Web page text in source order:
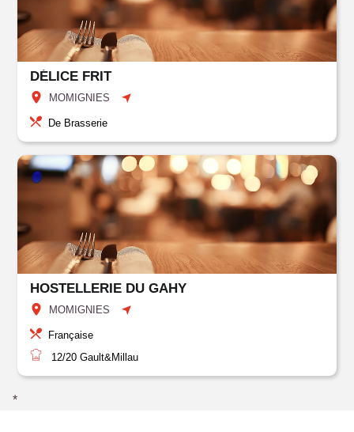
DÉLICE FRIT
MOMIGNIES
De Brasserie
HOSTELLERIE DU GAHY
MOMIGNIES
Française
12/20 Gault&Millau
*